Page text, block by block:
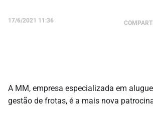
17/6/2021 11:36
A MM, empresa especializada em
gestão de frotas, é a mais nova